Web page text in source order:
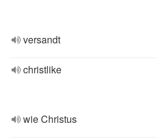
versandt
christlike
wie Christus